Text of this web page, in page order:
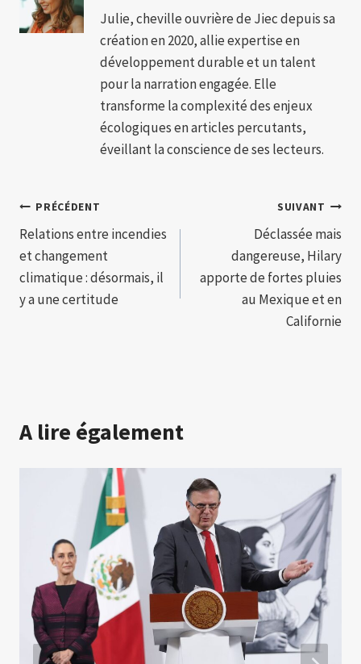
Julie, cheville ouvrière de Jiec depuis sa
création en 2020, allie expertise en
développement durable et un talent
pour la narration engagée. Elle
transforme la complexité des enjeux
écologiques en articles percutants,
éveillant la conscience de ses lecteurs.
Navigation
de
l’article
PRÉCÉDENT
Relations entre incendies
et changement
climatique : désormais, il
y a une certitude
SUIVANT
Déclassée mais
dangereuse, Hilary
apporte de fortes pluies
au Mexique et en
Californie
A lire également